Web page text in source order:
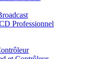
Professionnel